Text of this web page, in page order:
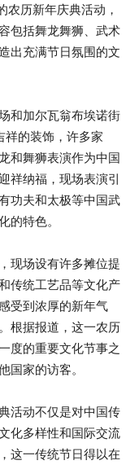
农历新年庆典活动，
包括舞龙舞狮、武术
出充满节日氛围的文
和加尔瓦翁布埃诺街
祥的装饰，许多家
和舞狮表演作为中国
祥纳福，现场表演引
功夫和太极等中国武
的特色。
现场设有许多摊位提
传统工艺品等文化产
受到浓厚的新年气
根据报道，这一农历
度的重要文化节事之
国家的访客。
活动不仅是对中国传
化多样性和国际交流
这一传统节日得以在